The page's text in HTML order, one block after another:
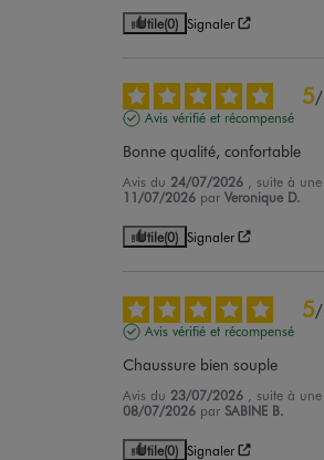
Utile(0) Signaler
5/
Avis vérifié et récompensé
Bonne qualité, confortable
Avis du 24/07/2026
, suite à
11/07/2026 parVeronique D.
Utile(0) Signaler
5/
Avis vérifié et récompensé
Chaussure bien souple
Avis du 23/07/2026
, suite à
08/07/2026 par SABINE B.
Utile(0) Signaler